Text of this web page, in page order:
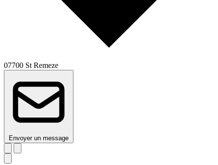
07700 St Remeze
Envoyer un message